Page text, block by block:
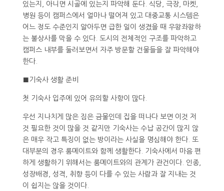
있는지, 아니면 시골에 있는지 파악해 둔다. 식당, 극장, 마켓,
병원 등이 캠퍼스에서 얼마나 떨어져 있고 대중교통 시스템은
어느 정도 수준인지 알아두면 급한 일이 생겼을 때 우왕좌왕하
는 불상사를 막을 수 있다. 도시의 전체적인 구조를 파악하고
캠퍼스 내부를 둘러보면서 자주 방문할 건물들을 잘 파악해야
한다.
■기숙사 생활 준비
첫 기숙사 입주에 있어 유의할 사항이 많다.
우선 지나치게 많은 짐은 금물인데 집을 떠나다 보면 이것 저
것 필요한 것이 많을 것 같지만 기숙사는 수납 공간이 많지 않
은 매우 작고 특징이 없는 방이라는 사실을 명심해야 한다. 또
대부분의 경우 룸메이트와 함께 생활한다. 기숙사에서 마음 편
하게 생활하기 위해서는 룸메이트와의 관계가 관건이다. 인종,
성장배경, 성격, 취향 등이 다를 수 있는 사람과 잘 지내는 것
이 쉽지는 않을 것이다.